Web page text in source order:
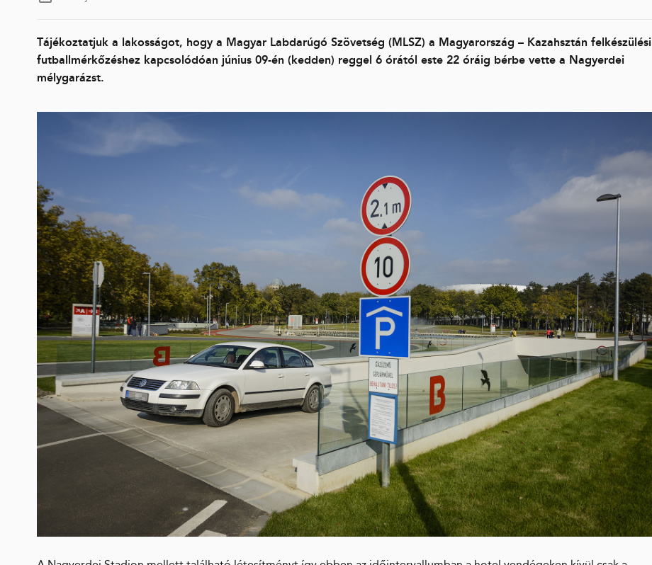
Tájékoztatjuk a lakosságot, hogy a Magyar Labdarúgó Szövetség (MLSZ) a Magyarország – Kazahsztán felkészülési
futballmérkőzéshez kapcsolódóan június 09-én (kedden) reggel 6 órától este 22 óráig bérbe vette a Nagyerdei
mélygarázst.